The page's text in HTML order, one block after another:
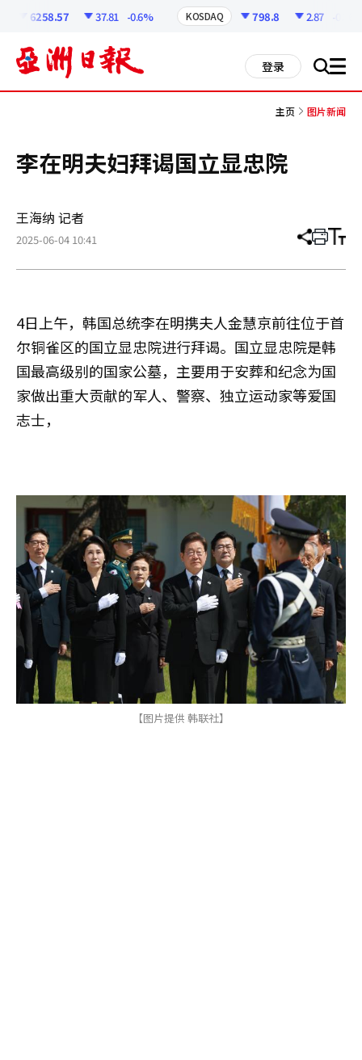
6258.57 37.81 -0.6% KOSDAQ 798.8 2.87 -0.36%
登录 搜 all
主页 图片新闻
李在明夫妇拜谒国立显忠院
王海纳 记者
2025-06-04 10:41 分
章
打 调
小
4日上午，韩国总统李在明携夫人金慧京前往位于首
尔铜雀区的国立显忠院进行拜谒。国立显忠院是韩
国最高级别的国家公墓，主要用于安葬和纪念为国
家做出重大贡献的军人、警察、独立运动家等爱国
志士，
【图片提供 韩联社】